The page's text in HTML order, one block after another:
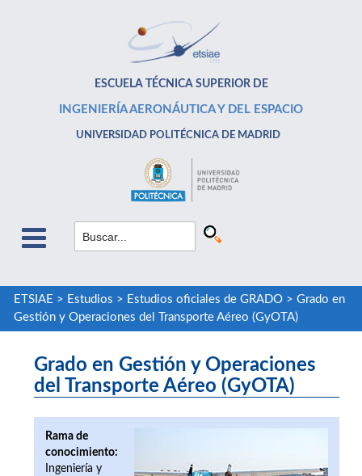
ESCUELA TÉCNICA SUPERIOR DE
INGENIERÍA AERONÁUTICA Y DEL ESPACIO
UNIVERSIDAD POLITÉCNICA DE MADRID
ETSIAE > Estudios > Estudios oficiales de GRADO> Grado en
Gestión y Operaciones del Transporte Aéreo (GyOTA)
Grado en Gestión y Operaciones
del Transporte Aéreo (GyOTA)
Rama de
conocimiento:
Ingeniería y